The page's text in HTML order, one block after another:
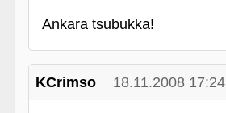
Ankara tsubukka!
KCrimso 18.11.2008 17:24